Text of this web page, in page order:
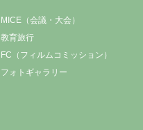
MICE（会議・大会）
教育旅行
FC（フィルムコミッション）
フォトギャラリー